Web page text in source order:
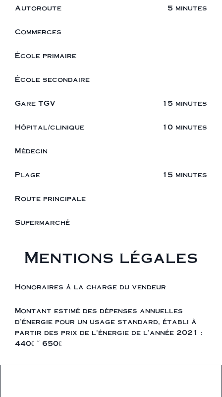
Autoroute 5 minutes
Commerces
École primaire
École secondaire
Gare TGV 15 minutes
Hôpital/clinique 10 minutes
Médecin
Plage 15 minutes
Route principale
Supermarché
Mentions légales
Honoraires à la charge du vendeur
Montant estimé des dépenses annuelles
d'énergie pour un usage standard, établi à
partir des prix de l'énergie de l'année 2021 :
440€ ~ 650€